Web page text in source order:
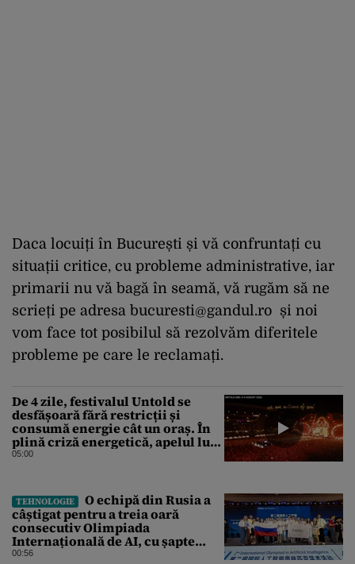
Daca locuiți în București și vă confruntați cu
situații critice, cu probleme administrative, iar
primarii nu vă bagă în seamă, vă rugăm să ne
scrieți pe adresa bucuresti@gandul.ro și noi
vom face tot posibilul să rezolvăm diferitele
probleme pe care le reclamați.
De 4 zile, festivalul Untold se
desfășoară fără restricții și
consumă energie cât un oraș. În
plină criză energetică, apelul lui
Bolojan de economisire a
partid, Emil Boc
05:00
TEHNOLOGIE
O echipă din Rusia a
câștigat pentru a treia oară
consecutiv Olimpiada
Internațională de AI, cu șapte
medalii din aur și una de bronz
00:56